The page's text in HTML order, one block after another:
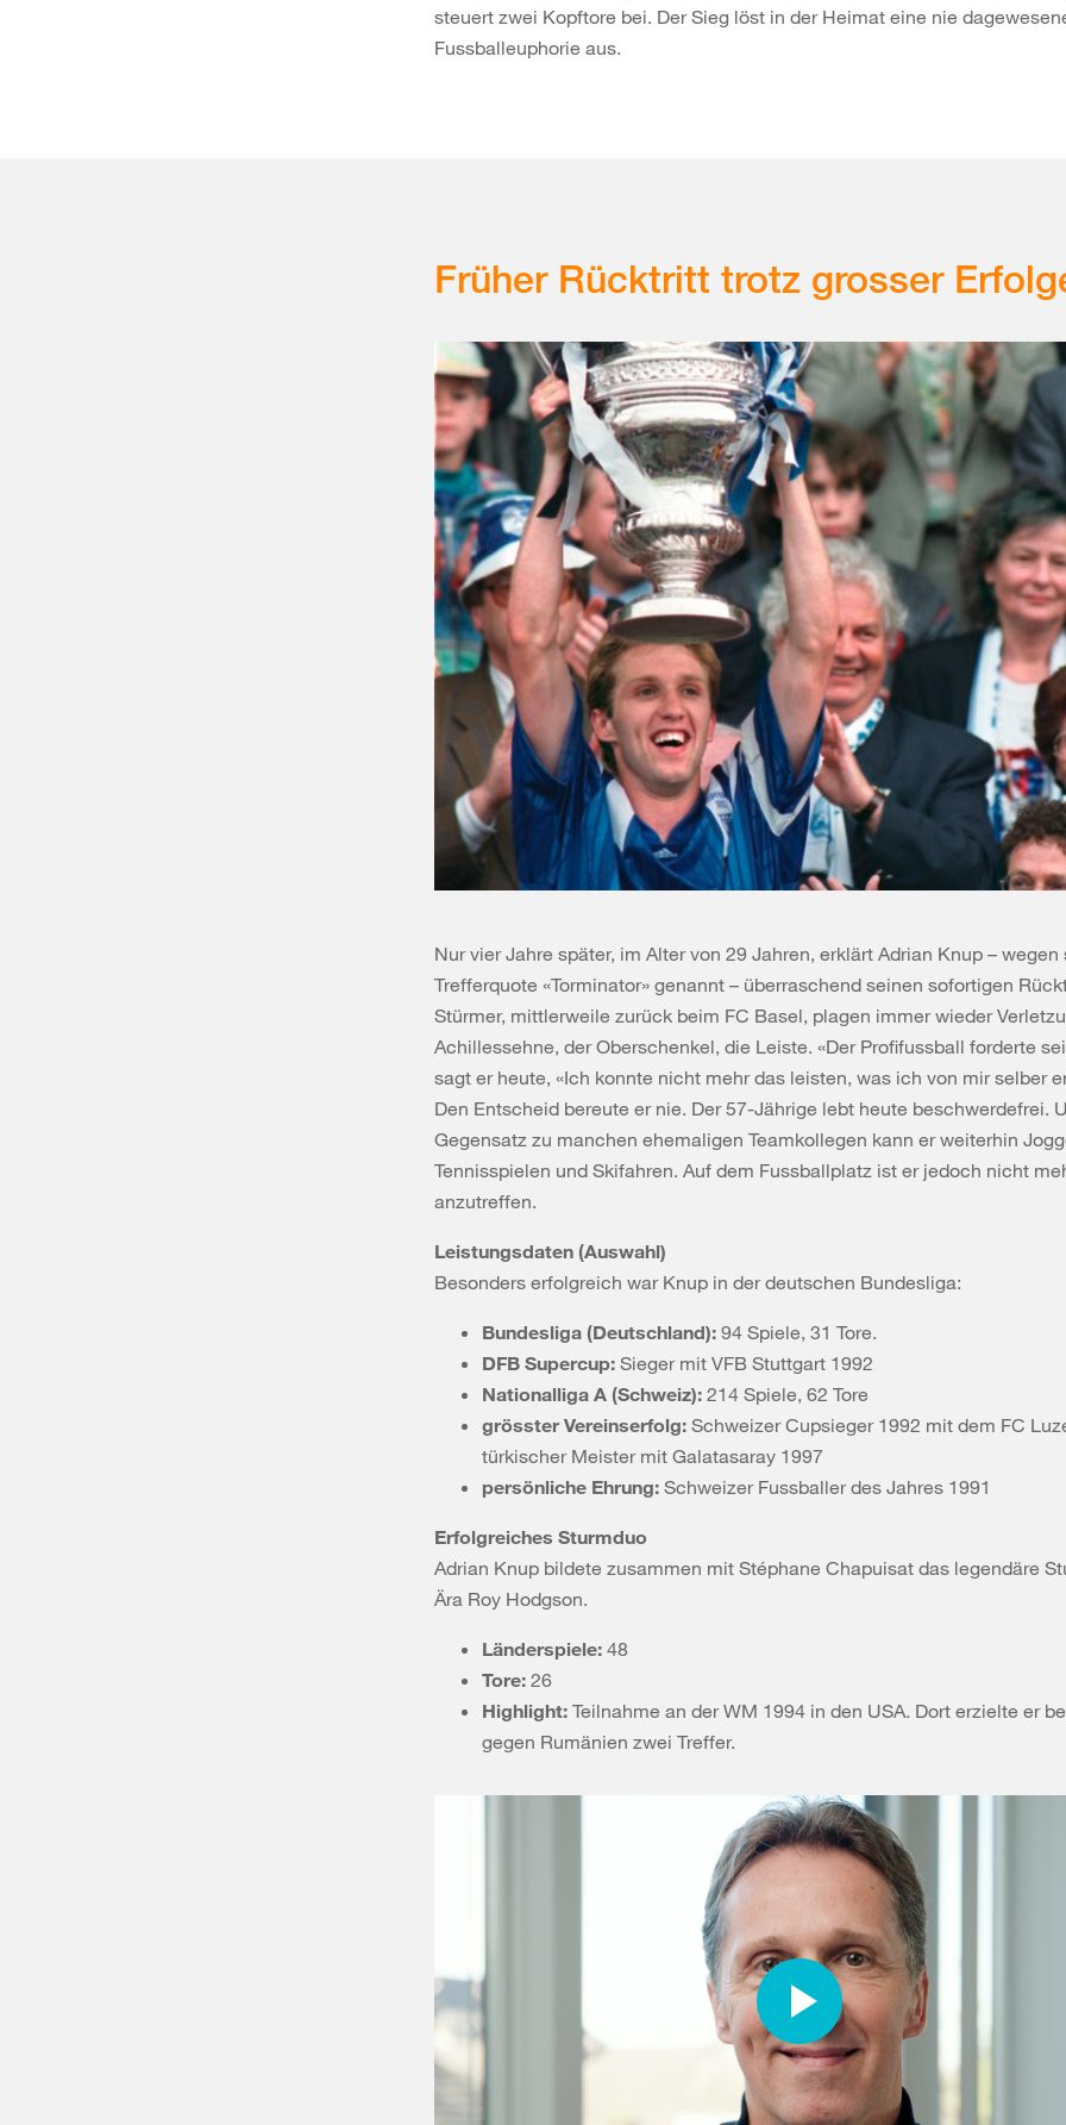
steuert zwei Kopftore bei. Der Sieg löst in der Heimat eine nie
Fussballeuphorie aus.
Früher Rücktritt trotz grosser
Nur vier Jahre später, im Alter von 29 Jahren, erklärt Adrian Knup – wegen
Trefferquote «Torminator» genannt – überraschend seinen sofortigen
Stürmer, mittlerweile zurück beim FC Basel, plagen immer wieder
Achillessehne, der Oberschenkel, die Leiste. «Der Profifussball forderte
sagt er heute, «Ich konnte nicht mehr das leisten, was ich von mir selber
Den Entscheid bereute er nie. Der 57-Jährige lebt heute beschwerdefrei.
Gegensatz zu manchen ehemaligen Teamkollegen kann er weiterhin
Tennisspielen und Skifahren. Auf dem Fussballplatz ist er jedoch nicht
anzutreffen.
Leistungsdaten (Auswahl)
Besonders erfolgreich war Knup in der deutschen Bundesliga:
Bundesliga (Deutschland): 94 Spiele, 31 Tore.
DFB Supercup: Sieger mit VFB Stuttgart 1992
Nationalliga A (Schweiz): 214 Spiele, 62 Tore
grösster Vereinserfolg: Schweizer Cupsieger 1992 mit dem FC
türkischer Meister mit Galatasaray 1997
persönliche Ehrung: Schweizer Fussballer des Jahres 1991
Erfolgreiches Sturmduo
Adrian Knup bildete zusammen mit Stéphane Chapuisat das legendäre
Ära Roy Hodgson.
Länderspiele: 48
Tore: 26
Highlight: Teilnahme an der WM 1994 in den USA. Dort erzielte er
gegen Rumänien zwei Treffer.